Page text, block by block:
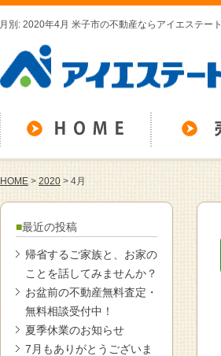
月別: 2020年4月 米子市の不動産ならアイエステート
HOME>2020 >4月
最近の投稿
帰省するご家族と、お家の
ことを話してみませんか？
お盆前の不動産無料査定・
無料相談受付中！
夏季休業のお知らせ
7月もありがとうございま